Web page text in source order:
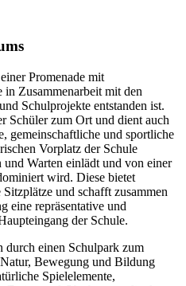
Promenade mit
Zusammenarbeit mit den
Schulprojekte entstanden ist.
Schüler zum Ort und dient auch
gemeinschaftliche und sportliche
Vorplatz der Schule
Warten einlädt und von einer
wird. Diese bietet
und schafft zusammen
eine repräsentative und
der Schule.
durch einen Schulpark zum
Bewegung und Bildung
Spielelemente,